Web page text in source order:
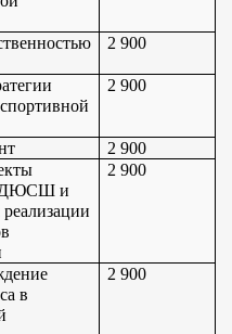
2 900
2 900
2 900
ДЮСШ и
2 900
в
2 900